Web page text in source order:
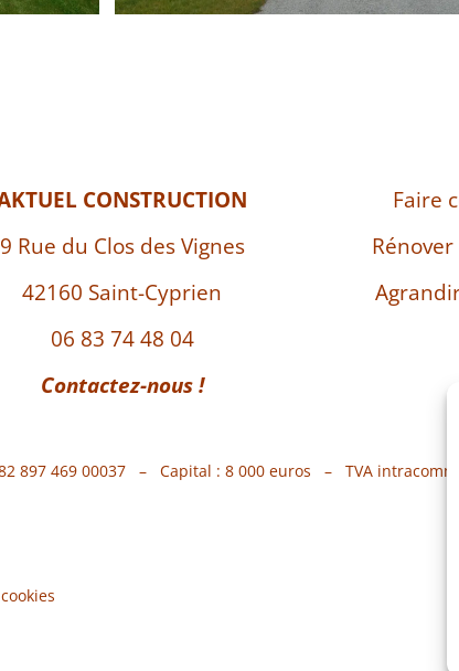
CONSTRUCTION
9 Rue du Clos des Vignes
42160 Saint-Cyprien
06 83 74 48 04
Contactez-nous !
Faire
897 469 00037 – Capital : 8 000 euros – TVA